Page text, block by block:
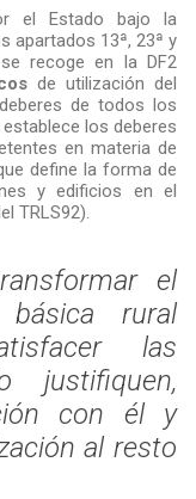
el Estado bajo la
apartados 13ª, 23ª y
recoge en la DF2
de utilización del
de todos los
establece los deberes
en materia de
define la forma de
y edificios en el
TRLS92).
el
rural
las
justifiquen,
con él y
al resto